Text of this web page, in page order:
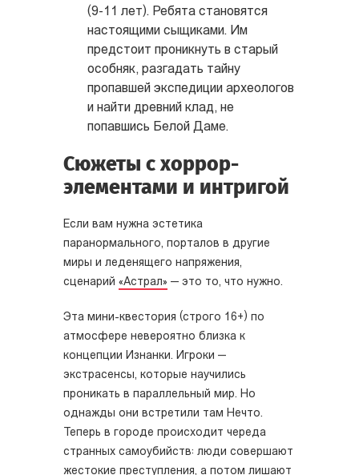
(9-11 лет). Ребята становятся
настоящими сыщиками. Им
предстоит проникнуть в старый
особняк, разгадать тайну
пропавшей экспедиции археологов
и найти древний клад, не
попавшись Белой Даме.
Сюжеты с хоррор-
элементами и интригой
Если вам нужна эстетика
паранормального, порталов в другие
миры и леденящего напряжения,
сценарий «Астрал» — это то, что нужно.
Эта мини-квестория (строго 16+) по
атмосфере невероятно близка к
концепции Изнанки. Игроки —
экстрасенсы, которые научились
проникать в параллельный мир. Но
однажды они встретили там Нечто.
Теперь в городе происходит череда
странных самоубийств: люди совершают
жестокие преступления, а потом лишают